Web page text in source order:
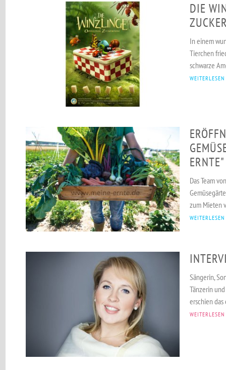
DIE
In einem
Tierchen
schwarze
WEITERLESEN
ERNTE"
Das Team
zum Mieten
WEITERLESEN
Sängerin,
Tänzerin
erschien
WEITERLESEN